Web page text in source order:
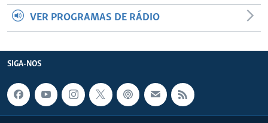
VER PROGRAMAS DE RÁDIO
SIGA-NOS